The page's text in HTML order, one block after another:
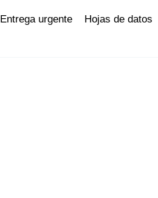
Entrega urgente Hojas de datos